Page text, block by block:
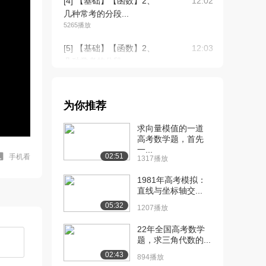
手机看
几种常考的分段...
5265播放
[5] 【基础】【函数】2、
12:03
2514播放
[7] 【基础】【函数】3、
14:32
[8] 【基础】【函数】3、
14:38
[9] 【基础】【函数】3、
14:25
为你推荐
02:51
求向量模值的一道
高考数学题，首先
一...
1317播放
05:32
1981年高考模拟：
直线与坐标轴交...
1207播放
02:43
22年全国高考数学
题，求三角代数的...
894播放